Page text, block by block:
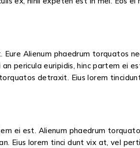
Eure Alienum phaedrum torquatos
pericula euripidis, hinc partem ei
detraxit. Eius lorem
ei est. Alienum phaedrum
Eius lorem tinci dunt vix at, vel